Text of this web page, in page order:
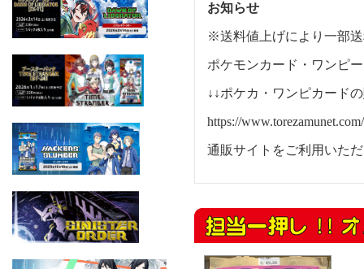
お知らせ
※送料値上げにより一部
ポケモンカード・ワンピ
↓↓ポケカ・ワンピカード
https://www.torezamunet.com/
通販サイトをご利用いた